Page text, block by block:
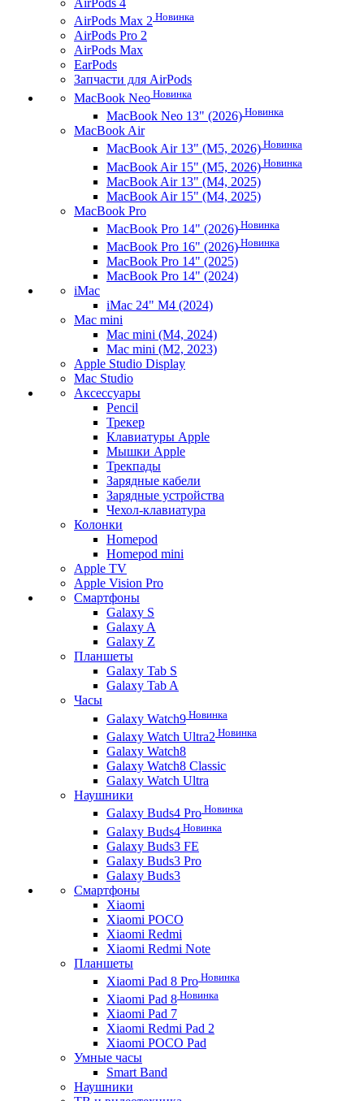
AirPods 4
AirPods Max 2 Новинка
AirPods Pro 2
AirPods Max
EarPods
Запчасти для AirPods
MacBook Neo Новинка
MacBook Neo 13" (2026) Новинка
MacBook Air
MacBook Air 13" (M5, 2026) Новинка
MacBook Air 15" (M5, 2026) Новинка
MacBook Air 13" (M4, 2025)
MacBook Air 15" (M4, 2025)
MacBook Pro
MacBook Pro 14" (2026) Новинка
MacBook Pro 16" (2026) Новинка
MacBook Pro 14" (2025)
MacBook Pro 14" (2024)
iMac
iMac 24" M4 (2024)
Mac mini
Mac mini (M4, 2024)
Mac mini (M2, 2023)
Apple Studio Display
Mac Studio
Аксессуары
Pencil
Трекер
Клавиатуры Apple
Мышки Apple
Трекпады
Зарядные кабели
Зарядные устройства
Чехол-клавиатура
Колонки
Homepod
Homepod mini
Apple TV
Apple Vision Pro
Смартфоны
Galaxy S
Galaxy A
Galaxy Z
Планшеты
Galaxy Tab S
Galaxy Tab A
Часы
Galaxy Watch9 Новинка
Galaxy Watch Ultra2 Новинка
Galaxy Watch8
Galaxy Watch8 Classic
Galaxy Watch Ultra
Наушники
Galaxy Buds4 Pro Новинка
Galaxy Buds4 Новинка
Galaxy Buds3 FE
Galaxy Buds3 Pro
Galaxy Buds3
Смартфоны
Xiaomi
Xiaomi POCO
Xiaomi Redmi
Xiaomi Redmi Note
Планшеты
Xiaomi Pad 8 Pro Новинка
Xiaomi Pad 8 Новинка
Xiaomi Pad 7
Xiaomi Redmi Pad 2
Xiaomi POCO Pad
Умные часы
Smart Band
Наушники